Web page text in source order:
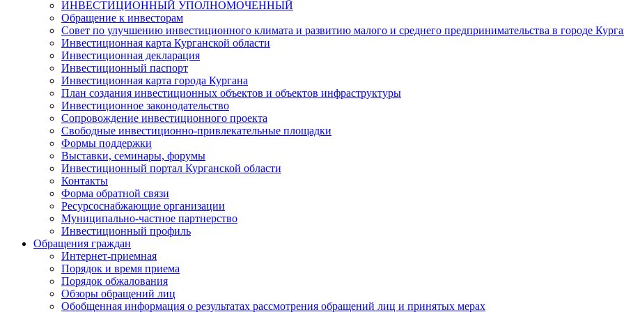
ИНВЕСТИЦИОННЫЙ УПОЛНОМОЧЕННЫЙ
Обращение к инвесторам
Совет по улучшению инвестиционного климата и развитию малого и среднего предпринимательства в городе
Инвестиционная карта Курганской области
Инвестиционная декларация
Инвестиционный паспорт
Инвестиционная карта города Кургана
План создания инвестиционных объектов и объектов инфраструктуры
Инвестиционное законодательство
Сопровождение инвестиционного проекта
Свободные инвестиционно-привлекательные площадки
Формы поддержки
Выставки, семинары, форумы
Инвестиционный портал Курганской области
Контакты
Форма обратной связи
Ресурсоснабжающие организации
Муниципально-частное партнерство
Инвестиционный профиль
Обращения граждан
Интернет-приемная
Порядок и время приема
Порядок обжалования
Обзоры обращений лиц
Обобщенная информация о результатах рассмотрения обращений лиц и принятых мерах